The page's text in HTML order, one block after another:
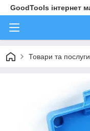
GoodTools інтернет
Товари та послуги